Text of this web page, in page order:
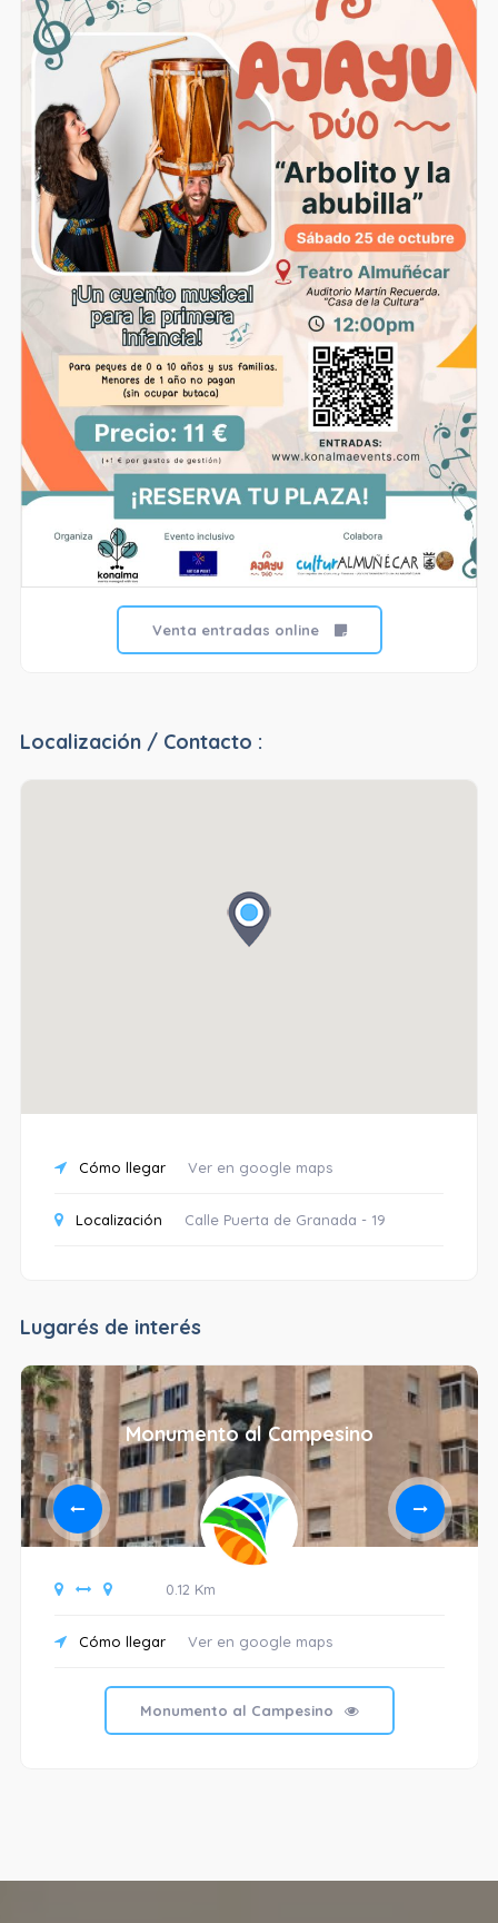
Venta entradas online
Localización / Contacto :
Cómo llegar Ver en google maps
Localización Calle Puerta de Granada - 19
Lugarés de interés
Monumento al Campesino
0.12 Km
Cómo llegar Ver en google maps
Monumento al Campesino